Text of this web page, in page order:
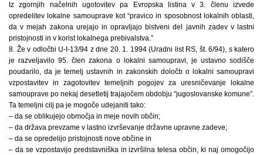
Iz zgornjih načelnih ugotovitev pa Evropska listina v 3. členu izvede
opredelitev lokalne samouprave kot “pravico in sposobnost lokalnih oblasti,
da v mejah zakona urejajo in opravljajo bistveni del javnih zadev v lastni
pristojnosti in v korist lokalnega prebivalstva.”
8. Že v odločbi U-I-13/94 z dne 20. 1. 1994 (Uradni list RS, št. 6/94), s katero
je razveljavilo 95. člen zakona o lokalni samoupravi, je ustavno sodišče
poudarilo, da je temelj ustavnih in zakonskih določb o lokalni samoupravi
vzpostavitev in zagotovitev temeljnih pogojev za uresničevanje lokalne
samouprave po nekaj desetletij trajajočem obdobju “jugoslovanske komune”.
Ta temeljni cilj pa je mogoče udejaniti tako:
– da se oblikujejo območja in meje novih občin;
– da država prevzame v lastno izvrševanje državne upravne zadeve;
– da se opredelijo pristojnosti nove občine in
– da se vzpostavijo predstavniška in izvršilna telesa občin, ki naj omogočijo